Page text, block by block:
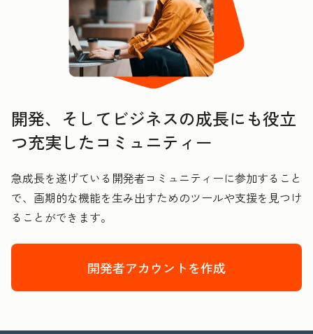
開発、そしてビジネスの成長にも役立
つ充実したコミュニティー
急成長を遂げている開発者コミュニティーに参加すること
で、画期的な機能を生み出すためのツールや支援を見つけ
ることができます。
開発者アカウントを作成